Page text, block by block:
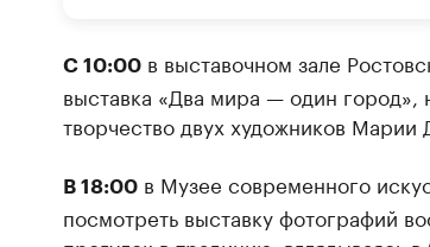
С 10:00в выставочном зале
выставка «Два мира — один город»,
творчество двух художников Марии
В 18:00в Музее современного
посмотреть выставку фотографий